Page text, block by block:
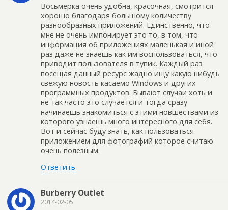
Восьмерка очень удобна, красочная, смотрится
хорошо благодаря большому количеству
разнообразных приложений. Единственно, что
мне не очень импонирует это то, в том, что
информация об приложениях маленькая и иной
раз даже не знаешь как им воспользоваться, что
приводит пользователя в тупик. Каждый раз
посещая данный ресурс жадно ищу какую нибудь
свежую новость касаемо Windows и других
программных продуктов. Бывают случаи хоть и
не так часто это случается и тогда сразу
начинаешь знакомиться с этими новшествами из
которого узнаешь много интересного для себя.
Вот и сейчас буду знать, как пользоваться
приложением для фотографий которое считаю
очень полезным.
Ответить
Burberry Outlet
2014-02-05